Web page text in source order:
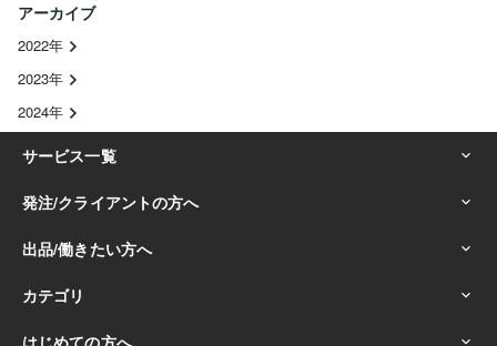
アーカイブ
2022年
2023年
2024年